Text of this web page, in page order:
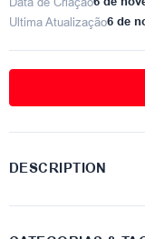
Ultima Atualização6 de
DESCRIPTION